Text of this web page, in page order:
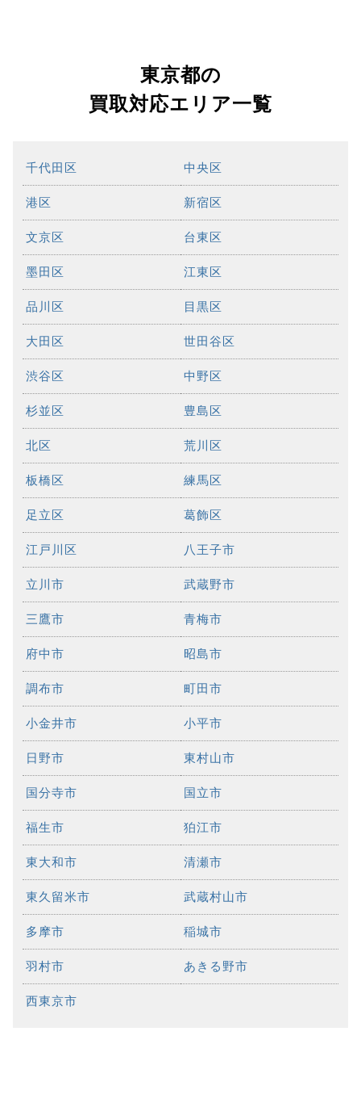
東京都の
買取対応エリア一覧
千代田区 中央区
港区 新宿区
文京区 台東区
墨田区 江東区
品川区 目黒区
大田区 世田谷区
渋谷区 中野区
杉並区 豊島区
北区 荒川区
板橋区 練馬区
足立区 葛飾区
江戸川区 八王子市
立川市 武蔵野市
三鷹市 青梅市
府中市 昭島市
調布市 町田市
小金井市 小平市
日野市 東村山市
国分寺市 国立市
福生市 狛江市
東大和市 清瀬市
東久留米市 武蔵村山市
多摩市 稲城市
羽村市 あきる野市
西東京市